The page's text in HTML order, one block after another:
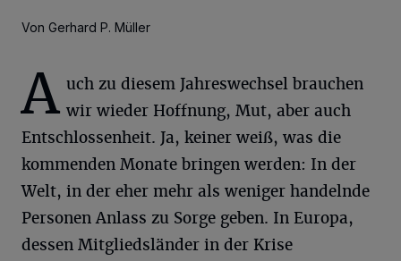
Von Gerhard P. Müller
A uch zu diesem Jahreswechsel brauchen
wir wieder Hoffnung, Mut, aber auch
Entschlossenheit. Ja, keiner weiß, was die
kommenden Monate bringen werden: In der
Welt, in der eher mehr als weniger handelnde
Personen Anlass zu Sorge geben. In Europa,
dessen Mitgliedsländer in der Krise